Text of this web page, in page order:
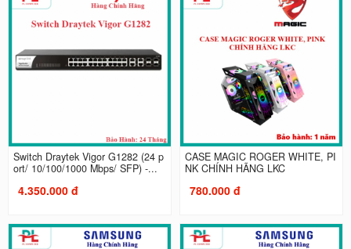
Switch Draytek Vigor G1282 (24 p
ort/ 10/100/1000 Mbps/ SFP) -...
4.350.000 đ
CASE MAGIC ROGER WHITE, PI
NK CHÍNH HÃNG LKC
780.000 đ